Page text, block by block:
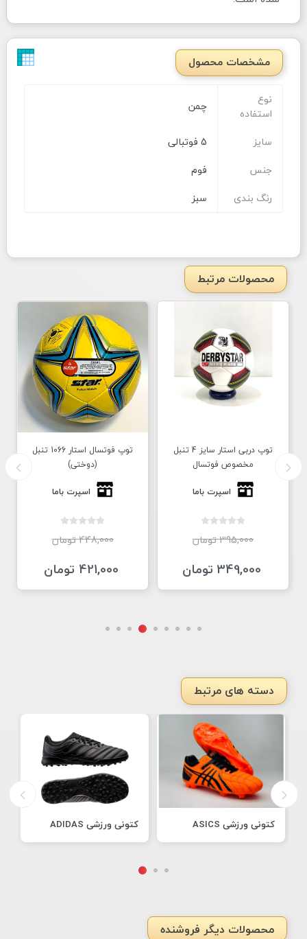
مشخصات محصول
نوع
استفاده
چمن
سایز
5 فوتبالی
جنس
فوم
رنگ بندی
سبز
محصولات مرتبط
توپ دربی استار سایز 4 تنبل
مخصوص فوتسال
اسپرت باما
395,000 تومان
349,000 تومان
توپ فوتسال استار 1066 تنبل
(دوختی)
اسپرت باما
448,000 تومان
421,000 تومان
دسته های مرتبط
کتونی ورزشی ASICS کتونی ورزشی ADIDAS
محصولات دیگر فروشنده